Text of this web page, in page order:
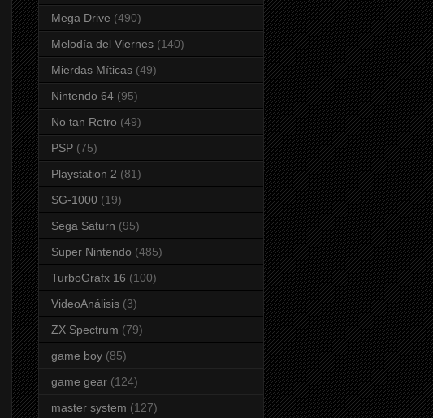
Mega Drive (490)
Melodía del Viernes (140)
Mierdas Míticas (49)
Nintendo 64 (95)
No tan Retro (49)
PSP (75)
Playstation 2 (81)
SG-1000 (19)
Sega Saturn (95)
Super Nintendo (485)
TurboGrafx 16 (100)
VideoAnálisis (3)
ZX Spectrum (79)
game boy (85)
game gear (124)
master system (127)